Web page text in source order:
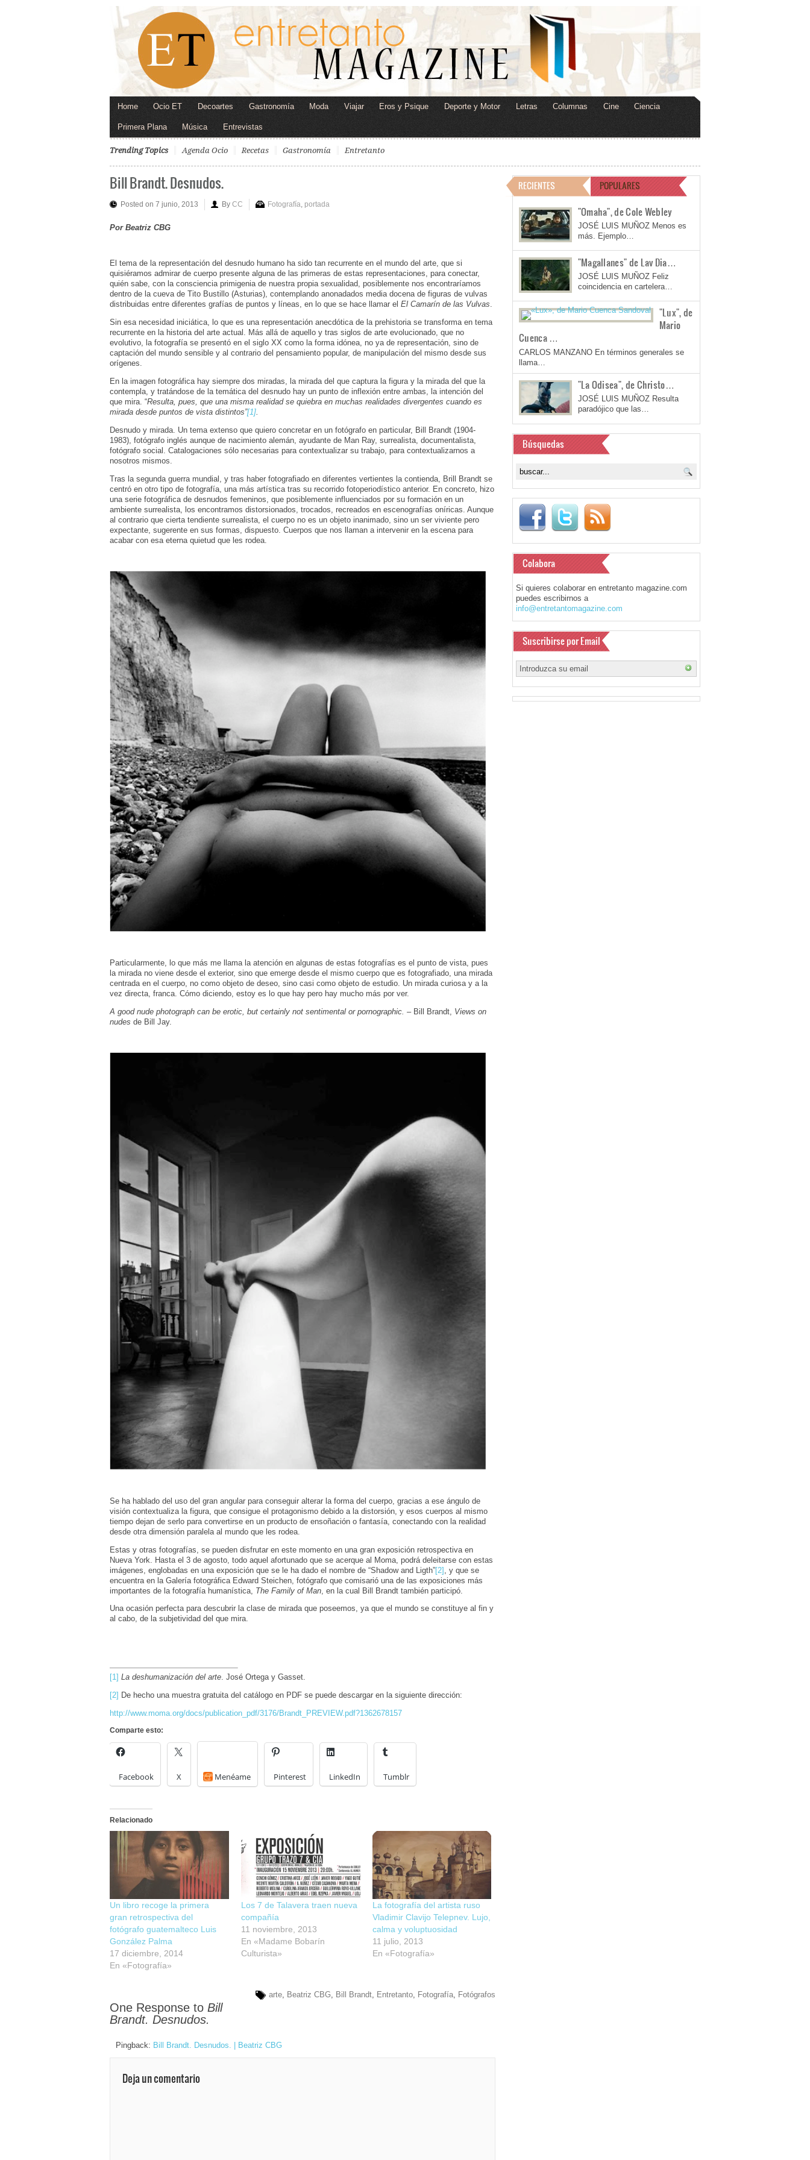
Home Ocio ET Decoartes Gastronomía Moda Viajar Eros y Psique Deporte y Motor Letras Columnas Cine Ciencia
Primera Plana Música Entrevistas
Trending Topics Agenda Ocio Recetas Gastronomía Entretanto
Bill Brandt. Desnudos.
Posted on 7 junio, 2013 By CC Fotografía portada
Por Beatriz CBG
El tema de la representación del desnudo humano ha sido tan recurrente en el mundo del arte, que si
quisiéramos admirar de cuerpo presente alguna de las primeras de estas representaciones, para conectar,
quién sabe, con la consciencia primigenia de nuestra propia sexualidad, posiblemente nos encontraríamos
dentro de la cueva de Tito Bustillo (Asturias), contemplando anonadados media docena de figuras de vulvas
distribuidas entre diferentes grafías de puntos y líneas, en lo que se hace llamar el El Camarín de las Vulvas.
Sin esa necesidad iniciática, lo que es una representación anecdótica de la prehistoria se transforma en tema
recurrente en la historia del arte actual. Más allá de aquello y tras siglos de arte evolucionado, que no
evolutivo, la fotografía se presentó en el siglo XX como la forma idónea, no ya de representación, sino de
captación del mundo sensible y al contrario del pensamiento popular, de manipulación del mismo desde sus
orígenes.
En la imagen fotográfica hay siempre dos miradas, la mirada del que captura la figura y la mirada del que la
contempla, y tratándose de la temática del desnudo hay un punto de inflexión entre ambas, la intención del
que mira. “Resulta, pues, que una misma realidad se quiebra en muchas realidades divergentes cuando es
mirada desde puntos de vista distintos”[1]
Desnudo y mirada. Un tema extenso que quiero concretar en un fotógrafo en particular, Bill Brandt (1904-
1983), fotógrafo inglés aunque de nacimiento alemán, ayudante de Man Ray, surrealista, documentalista,
fotógrafo social. Catalogaciones sólo necesarias para contextualizar su trabajo, para contextualizarnos a
nosotros mismos.
Tras la segunda guerra mundial, y tras haber fotografiado en diferentes vertientes la contienda, Brill Brandt se
centró en otro tipo de fotografía, una más artística tras su recorrido fotoperiodístico anterior. En concreto, hizo
una serie fotográfica de desnudos femeninos, que posiblemente influenciados por su formación en un
ambiente surrealista, los encontramos distorsionados, trocados, recreados en escenografías oníricas. Aunque
al contrario que cierta tendiente surrealista, el cuerpo no es un objeto inanimado, sino un ser viviente pero
expectante, sugerente en sus formas, dispuesto. Cuerpos que nos llaman a intervenir en la escena para
acabar con esa eterna quietud que les rodea.
Particularmente, lo que más me llama la atención en algunas de estas fotografías es el punto de vista, pues
la mirada no viene desde el exterior, sino que emerge desde el mismo cuerpo que es fotografiado, una mirada
centrada en el cuerpo, no como objeto de deseo, sino casi como objeto de estudio. Un mirada curiosa y a la
vez directa, franca. Cómo diciendo, estoy es lo que hay pero hay mucho más por ver.
A good nude photograph can be erotic, but certainly not sentimental or pornographic. – Bill Brandt, Views on
nudes de Bill Jay.
Se ha hablado del uso del gran angular para conseguir alterar la forma del cuerpo, gracias a ese ángulo de
visión contextualiza la figura, que consigue el protagonismo debido a la distorsión, y esos cuerpos al mismo
tiempo dejan de serlo para convertirse en un producto de ensoñación o fantasía, conectando con la realidad
desde otra dimensión paralela al mundo que les rodea.
Estas y otras fotografías, se pueden disfrutar en este momento en una gran exposición retrospectiva en
Nueva York. Hasta el 3 de agosto, todo aquel afortunado que se acerque al Moma, podrá deleitarse con estas
imágenes, englobadas en una exposición que se le ha dado el nombre de “Shadow and Ligth”[2] , y que se
encuentra en la Galería fotográfica Edward Steichen, fotógrafo que comisarió una de las exposiciones más
importantes de la fotografía humanística, The Family of Man , en la cual Bill Brandt también participó.
Una ocasión perfecta para descubrir la clase de mirada que poseemos, ya que el mundo se constituye al fin y
al cabo, de la subjetividad del que mira.
[1] La deshumanización del arte. José Ortega y Gasset.
[2] De hecho una muestra gratuita del catálogo en PDF se puede descargar en la siguiente dirección:
http://www.moma.org/docs/publication_pdf/3176/Brandt_PREVIEW.pdf?1362678157
Comparte esto:
Facebook X Menéame Pinterest LinkedIn Tumblr
Relacionado
Un libro recoge la primera
gran retrospectiva del
fotógrafo guatemalteco Luis
González Palma
17 diciembre, 2014
En «Fotografía»
Los 7 de Talavera traen nueva
compañía
11 noviembre, 2013
En «Madame Bobarín
Culturista»
La fotografía del artista ruso
Vladimir Clavijo Telepnev. Lujo,
calma y voluptuosidad
11 julio, 2013
En «Fotografía»
arte Beatriz CBG Bill Brandt Entretanto Fotografía Fotógrafos
One Response to Bill
Brandt. Desnudos.
Pingback: Bill Brandt. Desnudos. | Beatriz CBG
Deja un comentario
RECIENTES POPULARES
"Omaha", de Cole Webley
JOSÉ LUIS MUÑOZ Menos es
más. Ejemplo…
"Magallanes" de Lav Dia…
JOSÉ LUIS MUÑOZ Feliz
coincidencia en cartelera…
"Lux", de
Mario
Cuenca …
CARLOS MANZANO En términos generales se
llama…
"La Odisea", de Christo…
JOSÉ LUIS MUÑOZ Resulta
paradójico que las…
Búsquedas
Colabora
Si quieres colaborar en entretanto magazine.com
puedes escribirnos a
info@entretantomagazine.com
Suscribirse por Email